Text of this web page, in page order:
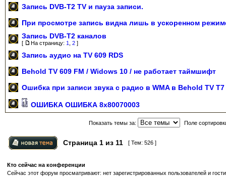
Запись DVB-T2 TV и пауза записи.
При просмотре запись видна лишь в ускоренном
Запись DVB-T2 каналов
[ На страницу: 1 2 ]
Запись аудио на TV 609 RDS
Behold TV 609 FM / Widows 10 / не работает таймшифт
Ошибка при записи звука c радио в WMA в Behold TV T7
ОШИБКА ОШИБКА 8x80070003
Показать темы за: Поле
Страница 1 из 11 [ Тем: 526 ]
Кто сейчас на конференции
Сейчас этот форум просматривают: нет зарегистрированных пользователей и